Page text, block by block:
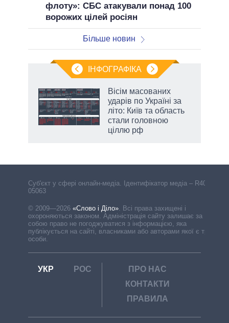
флоту»: СБС атакували понад 100
ворожих цілей росіян
Більше новин
ІНФОГРАФІКА
Вісім масованих
ударів по Україні за
літо: Київ та область
стали головною
ціллю рф
Cуб'єкт у сфері онлайн-медіа. Ідентифікатор медіа – R40-
05063
© 2009—2026 «Слово і Діло» Всі права захищені і
охороняються законом. Адміністрація сайту залишає за
собою право не погоджуватися з інформацією, яка
публікується на сайті, власниками або авторами якої є треті
особи.
УКР РОС
ПРО НАС
КОНТАКТИ
ПРАВИЛА